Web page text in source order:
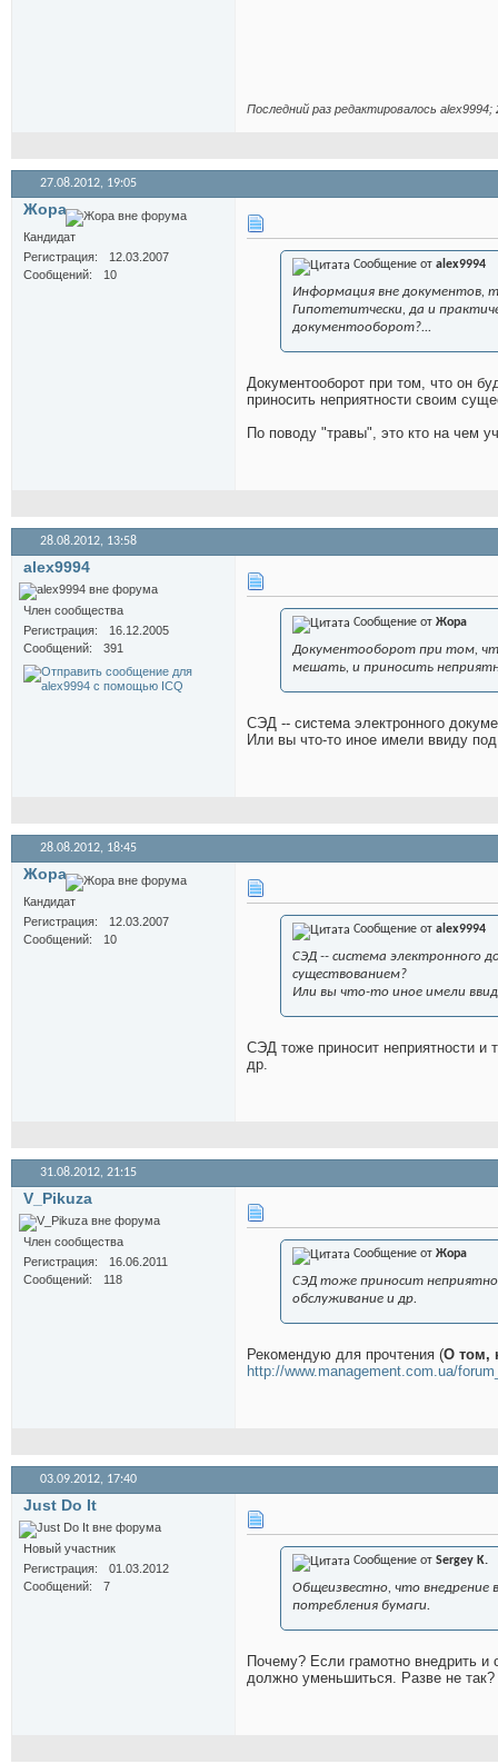
Последний раз редактировалось alex9994;
27.08.2012, 19:05
Жора
Кандидат
Регистрация
12.03.2007
Сообщений
10
Сообщение от alex9994
Информация вне документов,
Гипотетитчески, да и
документооборот?...
Документооборот при том, что он
приносить неприятности своим
По поводу "травы", это кто на чем
28.08.2012, 13:58
alex9994
Член сообщества
Регистрация
16.12.2005
Сообщений
391
Сообщение от Жора
Документооборот при том,
мешать, и приносить
СЭД -- система электронного
Или вы что-то иное имели ввиду
28.08.2012, 18:45
Жора
Кандидат
Регистрация
12.03.2007
Сообщений
10
Сообщение от alex9994
СЭД -- система электронного
существованием?
Или вы что-то иное имели
СЭД тоже приносит неприятности и
др.
31.08.2012, 21:15
V_Pikuza
Член сообщества
Регистрация
16.06.2011
Сообщений
118
Сообщение от Жора
СЭД тоже приносит
обслуживание и др.
Рекомендую для прочтения (О том,
http://www.management.com.ua/
03.09.2012, 17:40
Just Do It
Новый участник
Регистрация
01.03.2012
Сообщений
7
Сообщение от Sergey K.
Общеизвестно, что внедрение
потребления бумаги.
Почему? Если грамотно внедрить и
должно уменьшиться. Разве не